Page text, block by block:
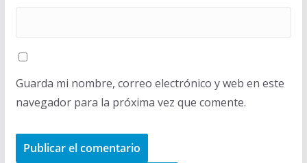
Guarda mi nombre, correo electrónico y web en este
navegador para la próxima vez que comente.